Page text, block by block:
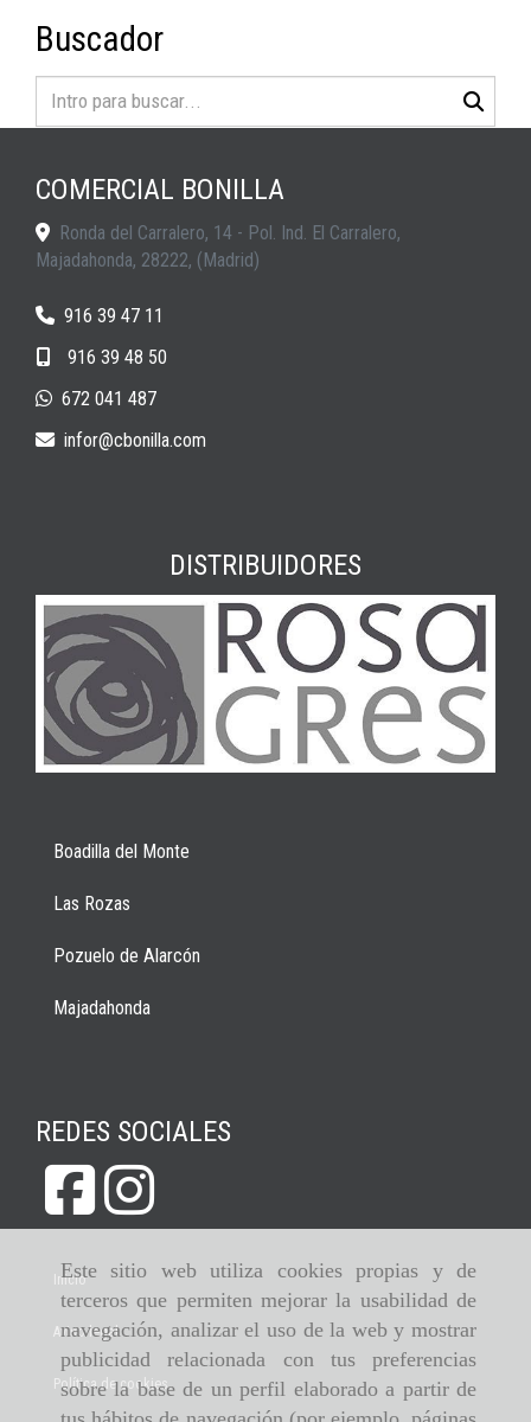
Este sitio web utiliza cookies propias y de
terceros que permiten mejorar la usabilidad de
navegación, analizar el uso de la web y mostrar
publicidad relacionada con tus preferencias
sobre la base de un perfil elaborado a partir de
Buscador
COMERCIAL BONILLA
Ronda del Carralero, 14 - Pol. Ind. El Carralero,
Majadahonda, 28222, (Madrid)
916 39 47 11
916 39 48 50
672 041 487
infor
cbonilla.com
DISTRIBUIDORES
Boadilla del Monte
Las Rozas
Pozuelo de Alarcón
Majadahonda
REDES SOCIALES
Inicio
Aviso legal
Política de cookies